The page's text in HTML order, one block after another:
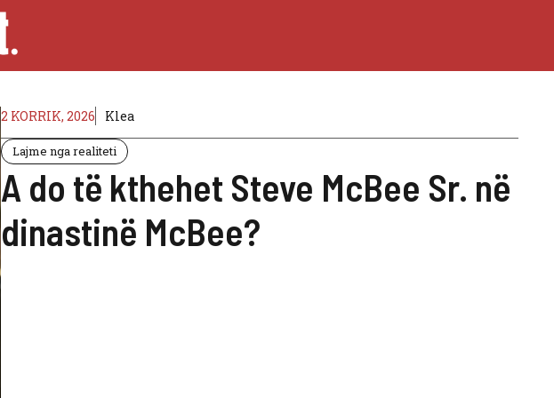
2 KORRIK, 2026 Klea
Lajme nga realiteti
A do të kthehet Steve McBee Sr. në
dinastinë McBee?